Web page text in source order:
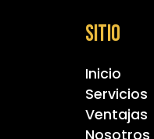
Sitio
Inicio
Servicios
Ventajas
Nosotros